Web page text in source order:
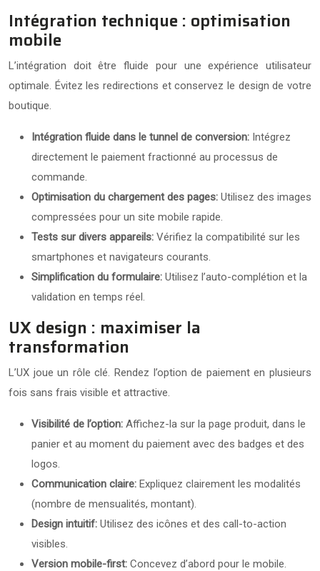
Intégration technique : optimisation
mobile
L’intégration doit être fluide pour une expérience utilisateur
optimale. Évitez les redirections et conservez le design de votre
boutique.
Intégration fluide dans le tunnel de conversion: Intégrez
directement le paiement fractionné au processus de
commande.
Optimisation du chargement des pages: Utilisez des images
compressées pour un site mobile rapide.
Tests sur divers appareils: Vérifiez la compatibilité sur les
smartphones et navigateurs courants.
Simplification du formulaire: Utilisez l’auto-complétion et la
validation en temps réel.
UX design : maximiser la
transformation
L’UX joue un rôle clé. Rendez l’option de paiement en plusieurs
fois sans frais visible et attractive.
Visibilité de l’option: Affichez-la sur la page produit, dans le
panier et au moment du paiement avec des badges et des
logos.
Communication claire: Expliquez clairement les modalités
(nombre de mensualités, montant).
Design intuitif: Utilisez des icônes et des call-to-action
visibles.
Version mobile-first: Concevez d’abord pour le mobile.